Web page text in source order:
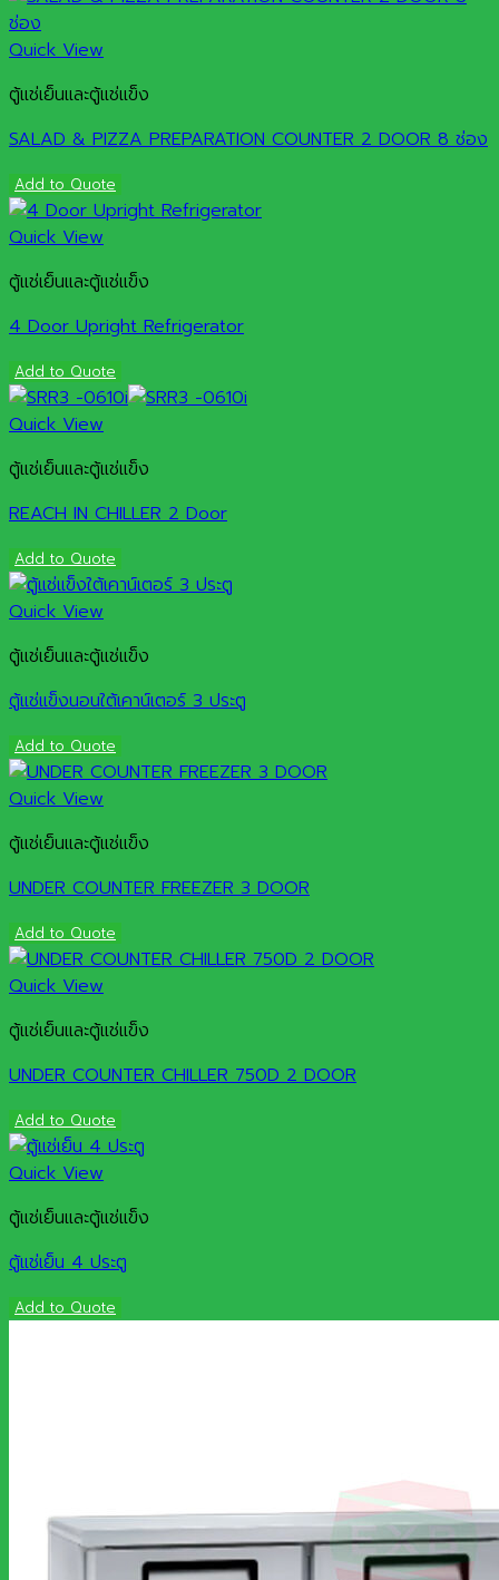
Quick View
ตู้แช่เย็นและตู้แช่แข็ง
SALAD & PIZZA PREPARATION COUNTER 2 DOOR 8 ช่อง
Add to Quote
Quick View
ตู้แช่เย็นและตู้แช่แข็ง
4 Door Upright Refrigerator
Add to Quote
Quick View
ตู้แช่เย็นและตู้แช่แข็ง
REACH IN CHILLER 2 Door
Add to Quote
Quick View
ตู้แช่เย็นและตู้แช่แข็ง
ตู้แช่แข็งนอนใต้เคาน์เตอร์ 3 ประตู
Add to Quote
Quick View
ตู้แช่เย็นและตู้แช่แข็ง
UNDER COUNTER FREEZER 3 DOOR
Add to Quote
Quick View
ตู้แช่เย็นและตู้แช่แข็ง
UNDER COUNTER CHILLER 750D 2 DOOR
Add to Quote
Quick View
ตู้แช่เย็นและตู้แช่แข็ง
ตู้แช่เย็น 4 ประตู
Add to Quote